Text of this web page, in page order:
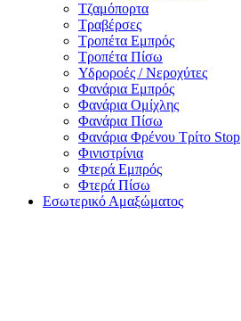
Τζαμόπορτα
Τραβέρσες
Τροπέτα Εμπρός
Τροπέτα Πίσω
Υδροροές / Νεροχύτες
Φανάρια Εμπρός
Φανάρια Ομίχλης
Φανάρια Πίσω
Φανάρια Φρένου Τρίτο Stop
Φινιστρίνια
Φτερά Εμπρός
Φτερά Πίσω
Εσωτερικό Αμαξώματος